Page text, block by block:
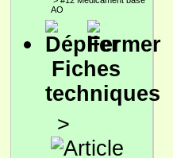
AO
Fiches
techniques
>